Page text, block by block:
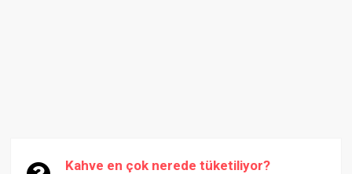
Kahve en çok nerede tüketiliyor?